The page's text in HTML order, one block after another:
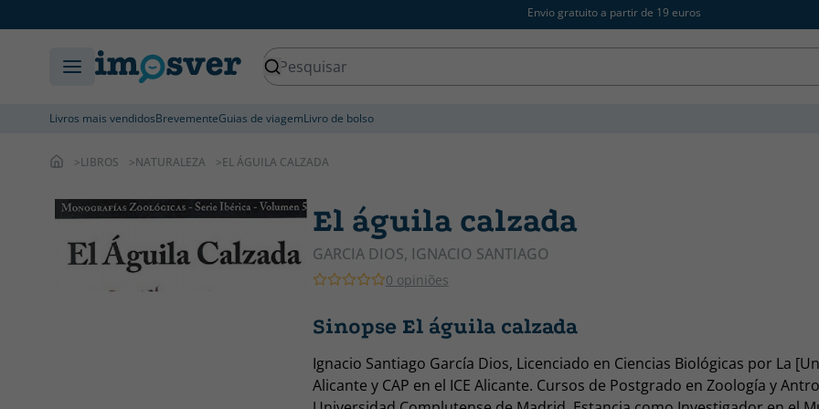
Envio gratuito a partir de 19 euros
Livros mais vendidosBrevementeGuias de viagemLivro de bolso
LIBROS NATURALEZA EL ÁGUILA CALZADA
El águila calzada
GARCIA DIOS, IGNACIO SANTIAGO
0 opiniões
Sinopse El águila calzada
Ignacio Santiago García Dios, Licenciado en Ciencias Biológicas por La
Alicante y CAP en el ICE Alicante. Cursos de Postgrado en Zoología y